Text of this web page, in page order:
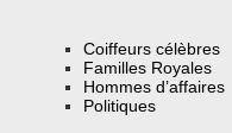
Coiffeurs célèbres
Familles Royales
Hommes d’affaires
Politiques